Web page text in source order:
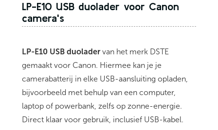
LP-E10 USB duolader voor Canon
camera's
LP-E10 USB duolader van het merk DSTE
gemaakt voor Canon. Hiermee kan je je
camerabatterij in elke USB-aansluiting opladen,
bijvoorbeeld met behulp van een computer,
laptop of powerbank, zelfs op zonne-energie.
Direct klaar voor gebruik, inclusief USB-kabel.